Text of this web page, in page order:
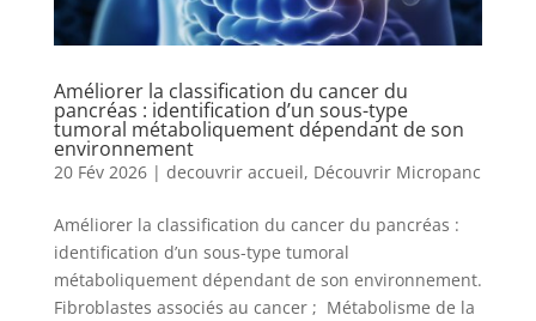
Améliorer la classification du cancer du
pancréas : identification d’un sous-type
tumoral métaboliquement dépendant de son
environnement
20 Fév 2026| decouvrir accueil, Découvrir Micropanc
Améliorer la classification du cancer du pancréas :
identification d’un sous-type tumoral
métaboliquement dépendant de son environnement.
Fibroblastes associés au cancer ; Métabolisme de la